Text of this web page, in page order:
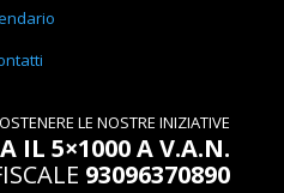
LE NOSTRE INIZIATIVE
IL 5×1000 A V.A.N.
93096370890